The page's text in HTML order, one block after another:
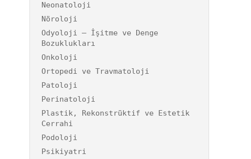
Neonatoloji
Nöroloji
Odyoloji – İşitme ve Denge
Bozuklukları
Onkoloji
Ortopedi ve Travmatoloji
Patoloji
Perinatoloji
Plastik, Rekonstrüktif ve Estetik
Cerrahi
Podoloji
Psikiyatri